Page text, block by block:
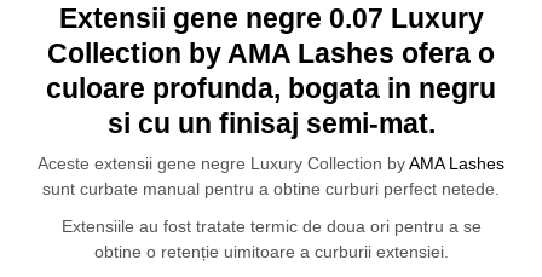
Extensii gene negre 0.07 Luxury
Collection by AMA Lashes ofera o
culoare profunda, bogata in negru
si cu un finisaj semi-mat.
Aceste extensii gene negre Luxury Collection byAMA Lashes
sunt curbate manual pentru a obtine curburi perfect netede.
Extensiile au fost tratate termic de doua ori pentru a se
obtine o retenție uimitoare a curburii extensiei.